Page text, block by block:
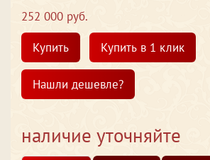
252 000 руб.
Купить
Купить в 1 клик
Нашли дешевле?
наличие уточняйте